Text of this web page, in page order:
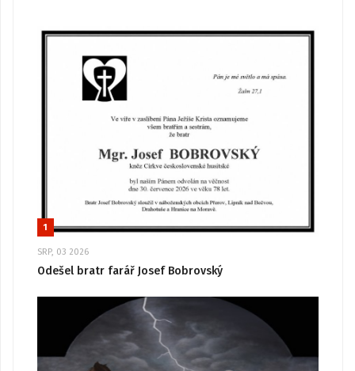
1
SRP, 03 2026
Odešel bratr farář Josef Bobrovský